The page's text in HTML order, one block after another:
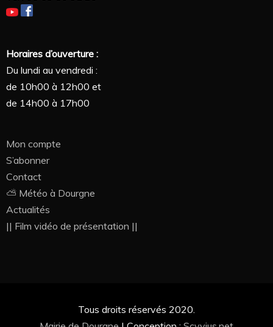
Horaires d’ouverture :
Du lundi au vendredi :
de 10h00 à 12h00 et
de 14h00 à 17h00
Mon compte
S’abonner
Contact
⛅ Météo à Dourgne
Actualités
|| Film vidéo de présentation ||
Tous droits réservés 2020.